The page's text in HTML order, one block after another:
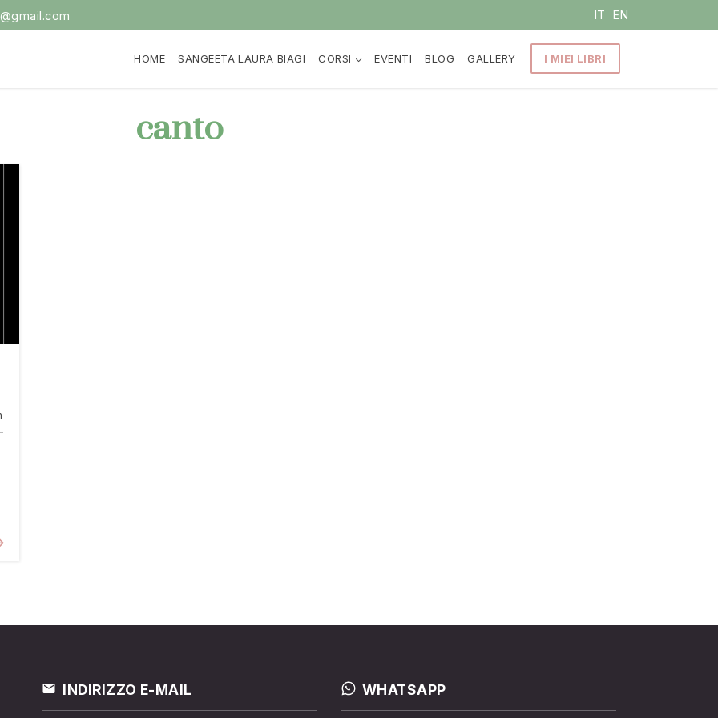
IT EN
HOME SANGEETA LAURA BIAGI CORSI EVENTI BLOG GALLERY I MIEI LIBRI
canto
INDIRIZZO E-MAIL WHATSAPP